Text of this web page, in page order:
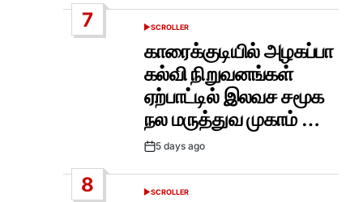
7
POSTED
SCROLLER
காரைக்குடியில் அழகப்பா
கல்வி நிறுவனங்கள்
ஏற்பாட்டில் இலவச சமூக
நல மருத்துவ முகாம் …
Post5 days ago
8
POSTED
SCROLLER